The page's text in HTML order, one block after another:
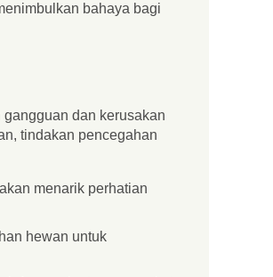
bahaya bagi
dan kerusakan
tindakan pencegahan
menarik perhatian
hewan untuk